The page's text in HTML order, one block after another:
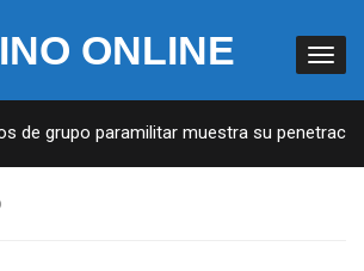
ONLINE
grupo paramilitar muestra su penetración